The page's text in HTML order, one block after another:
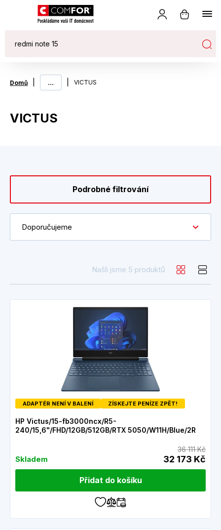
Domů ... VICTUS
VICTUS
Podrobné filtrování
Doporučujeme
Našli jsme 5 produktů
ADAPTÉR NENÍ V BALENÍ ZÍSKEJTE PENÍZE ZPĚT!
HP Victus/15-fb3000ncx/R5-
240/15,6"/FHD/12GB/512GB/RTX 5050/W11H/Blue/2R
Skladem
36 111 Kč
32 173 Kč
Přidat do košíku